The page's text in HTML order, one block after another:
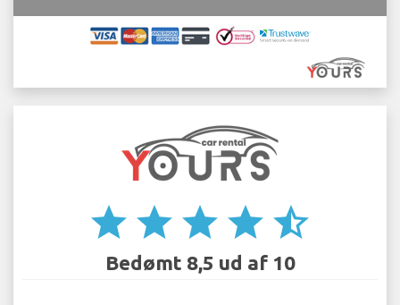
star star star star star_half
Bedømt 8,5 ud af 10